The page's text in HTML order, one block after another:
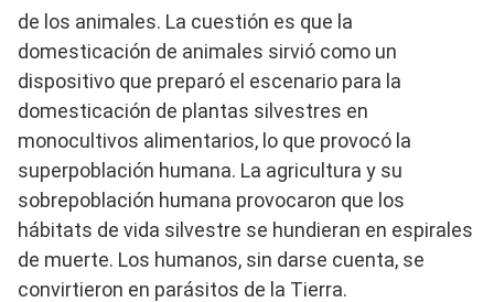
de los animales. La cuestión es que la
domesticación de animales sirvió como un
dispositivo que preparó el escenario para la
domesticación de plantas silvestres en
monocultivos alimentarios, lo que provocó la
superpoblación humana. La agricultura y su
sobrepoblación humana provocaron que los
hábitats de vida silvestre se hundieran en espirales
de muerte. Los humanos, sin darse cuenta, se
convirtieron en parásitos de la Tierra.